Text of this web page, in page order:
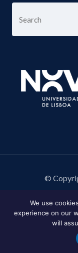
©
We use
experience on our
will